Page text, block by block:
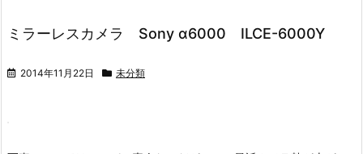
ミラーレスカメラ Sony α6000 ILCE-6000Y
2014年11月22日 未分類